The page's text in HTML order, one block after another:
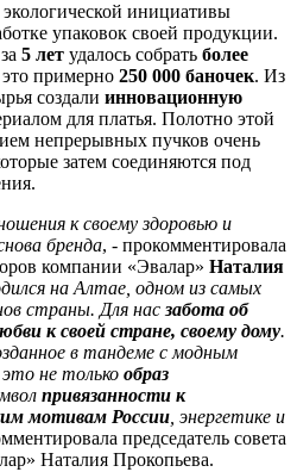
инициативы
упаковок своей продукции.
5 лет удалось собрать более
примерно 250 000 баночек. Из
создали инновационную
для платья. Полотно этой
непрерывных пучков очень
затем соединяются под
к своему здоровью и
бренда, - прокомментировала
компании «Эвалар» Наталия
на Алтае, одном из самых
страны. Для нас забота об
к своей стране, своему дому.
в тандеме с модным
не только образ
привязанности к
мотивам России , энергетике и
председатель совета
Наталия Прокопьева.